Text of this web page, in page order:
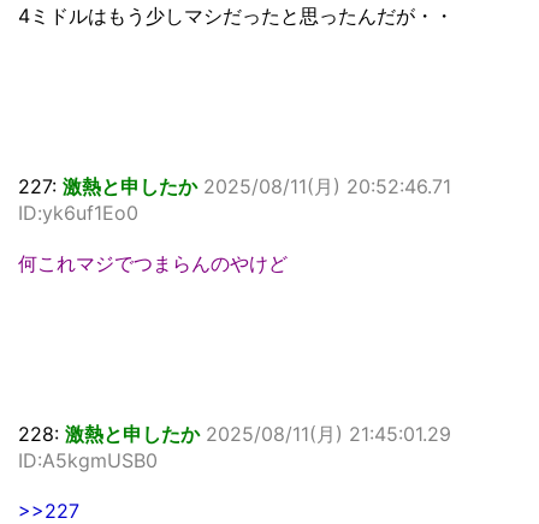
4ミドルはもう少しマシだったと思ったんだが・・
227: 激熱と申したか 2025/08/11(月) 20:52:46.71
ID:yk6uf1Eo0
何これマジでつまらんのやけど
228: 激熱と申したか 2025/08/11(月) 21:45:01.29
ID:A5kgmUSB0
>>227